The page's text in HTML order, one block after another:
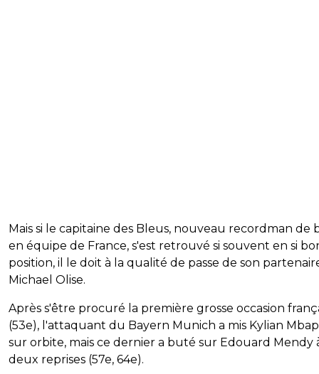
Mais si le capitaine des Bleus, nouveau recordman de
en équipe de France, s'est retrouvé si souvent en si
position, il le doit à la qualité de passe de son
Michael Olise.
Après s'être procuré la première grosse occasion
(53e), l'attaquant du Bayern Munich a mis Kylian
sur orbite, mais ce dernier a buté sur Edouard Mendy
deux reprises (57e, 64e).